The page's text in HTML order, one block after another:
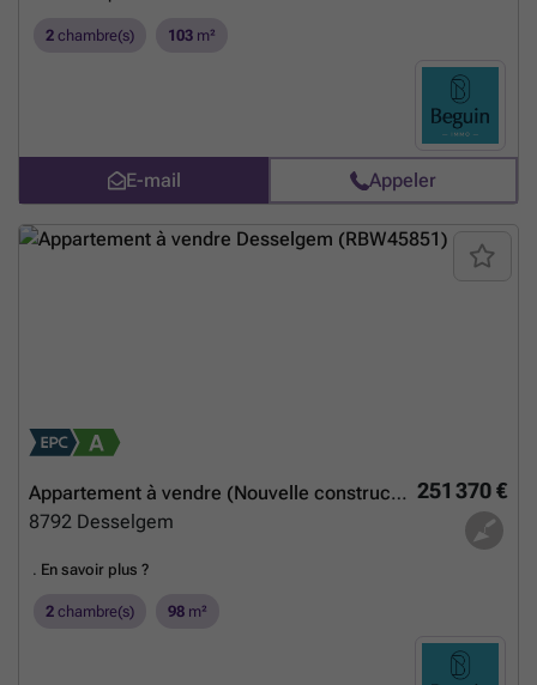
2 chambre(s) 103 m²
E-mail Appeler
251 370 €
Appartement à vendre (Nouvelle construction)
8792 Desselgem
. En savoir plus ?
2 chambre(s) 98 m²